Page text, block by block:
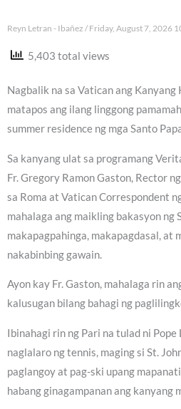
Reyn Letran - Ibañez Friday, August 7, 2026
5,403 total views
Nagbalik na sa Vatican ang Kanyang
matapos ang ilang linggong
summer residence ng mga Santo
Sa kanyang ulat sa programang
Fr. Gregory Ramon Gaston, Rector
sa Roma at Vatican Correspondent
mahalaga ang maikling bakasyon ng
makapagpahinga, makapagdasal, at
nakabinbing gawain.
Ayon kay Fr. Gaston, mahalaga rin
kalusugan bilang bahagi ng
Ibinahagi rin ng Pari na tulad ni Pope
naglalaro ng tennis, maging si St.
paglangoy at pag-ski upang
habang ginagampanan ang kanyang